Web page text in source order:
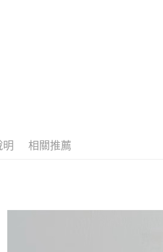
明 相關推薦